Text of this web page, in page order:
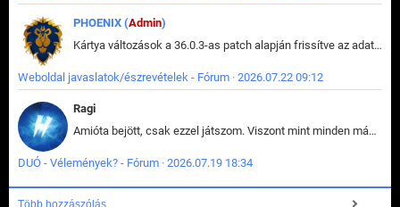
PHOENIX (Admin)
Kártya változások a 36.0.3-as patch alapján frissítve az adatbázisban (képek is cserélve).
Weboldal javaslatok/észrevételek - Fórum · 2026.07.22 09:12
Ragi
Amióta bejött, csak ezzel játszom. Viszont mint minden más - akár az alapjáték is, ez is baromira összetett lett. Néha már pár kör után is esélytelen az egész. Vagy irreállisan túltápol valaki, vagy lelép a partner, vagy csak hülye mint a segg. És amikor eljönne az én időm, na akkor jön el mindenki másé is. Engem jobban érdekelne, hogy ki milyen ratingen szokott játszani. Na ez lenne egy érdekes adat.
DUÓ - Vélemények? - Fórum · 2026.07.19 18:34
Több hozzászólás